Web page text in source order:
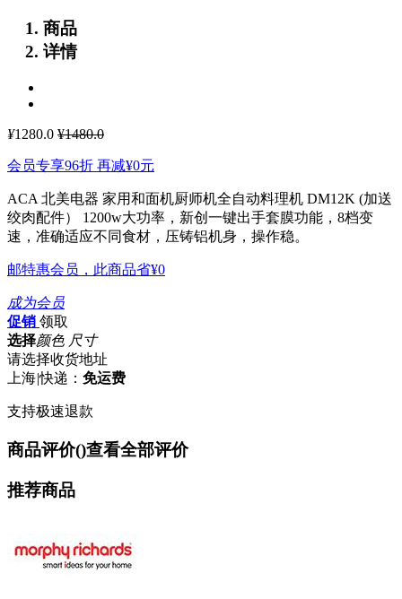
商品
详情
¥1280.0 ¥1480.0
会员专享96折 再减¥0元
ACA 北美电器 家用和面机厨师机全自动料理机 DM12K (加送
绞肉配件）
1200w大功率，新创一键出手套膜功能，8档变
速，准确适应不同食材，压铸铝机身，操作稳。
邮特惠会员，此商品省¥0
成为会员
促销 领取
选择颜色 尺寸
请选择收货地址
上海|快递： 免运费
支持极速退款
商品评价()查看全部评价
推荐商品